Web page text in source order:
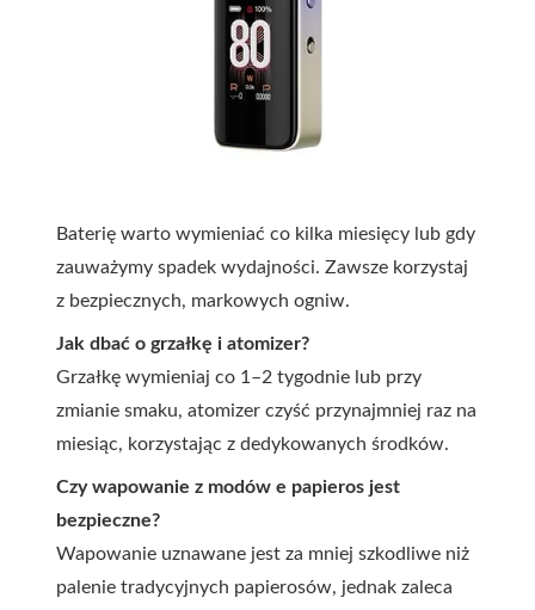
Baterię warto wymieniać co kilka miesięcy lub gdy
zauważymy spadek wydajności. Zawsze korzystaj
z bezpiecznych, markowych ogniw.
Jak dbać o grzałkę i atomizer?
Grzałkę wymieniaj co 1–2 tygodnie lub przy
zmianie smaku, atomizer czyść przynajmniej raz na
miesiąc, korzystając z dedykowanych środków.
Czy wapowanie z modów e papieros jest
bezpieczne?
Wapowanie uznawane jest za mniej szkodliwe niż
palenie tradycyjnych papierosów, jednak zaleca